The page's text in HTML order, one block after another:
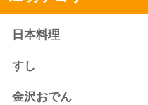
日本料理
すし
金沢おでん